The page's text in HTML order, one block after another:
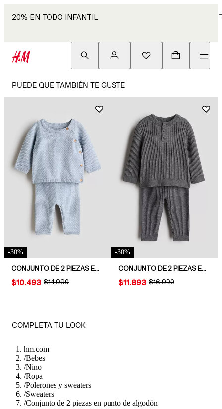
20% EN TODO INFANTIL
PUEDE QUE TAMBIÉN TE GUSTE
-30%
CONJUNTO DE 2 PIEZAS EN ALGODÓN
ORIGINAL PRICE:
$14.990
PRICE:
$10.493
-30%
CONJUNTO DE 2 PIEZAS EN PUNTO ACANALADO DE ALGODÓN
ORIGINAL PRICE:
$16.990
PRICE:
$11.893
COMPLETA TU LOOK
hm.com
/Bebes
/Nino
/Ropa
/Polerones y sweaters
/Sweaters
/Conjunto de 2 piezas en punto de algodón